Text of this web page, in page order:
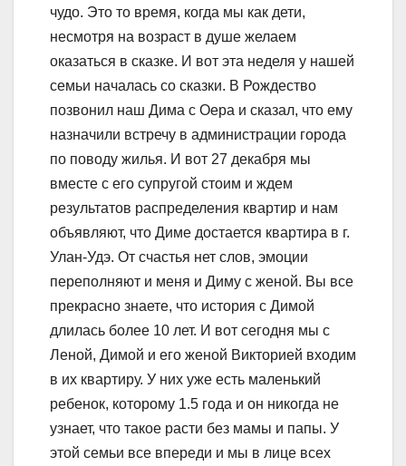
чудо. Это то время, когда мы как дети,
несмотря на возраст в душе желаем
оказаться в сказке. И вот эта неделя у нашей
семьи началась со сказки. В Рождество
позвонил наш Дима с Оера и сказал, что ему
назначили встречу в администрации города
по поводу жилья. И вот 27 декабря мы
вместе с его супругой стоим и ждем
результатов распределения квартир и нам
объявляют, что Диме достается квартира в г.
Улан-Удэ. От счастья нет слов, эмоции
переполняют и меня и Диму с женой. Вы все
прекрасно знаете, что история с Димой
длилась более 10 лет. И вот сегодня мы с
Леной, Димой и его женой Викторией входим
в их квартиру. У них уже есть маленький
ребенок, которому 1.5 года и он никогда не
узнает, что такое расти без мамы и папы. У
этой семьи все впереди и мы в лице всех